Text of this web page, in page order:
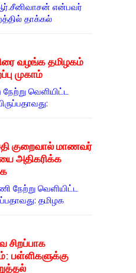
என்பவர்
தாக்கல்
வழங்க தமிழகம்
முகாம்
நேற்று வெளியிட்ட
குறைவால் மாணவர்
அதிகரிக்க
நேற்று வெளியிட்ட
தமிழக
சிறப்பாக